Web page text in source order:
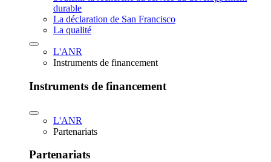
durable
La déclaration de San Francisco
La qualité
L'ANR
Instruments de financement
Instruments de financement
L'ANR
Partenariats
Partenariats